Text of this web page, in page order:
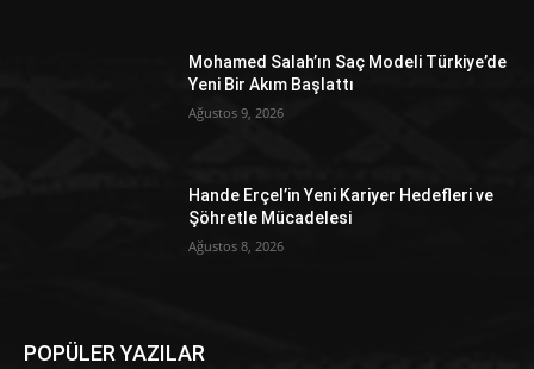
Mohamed Salah’ın Saç Modeli Türkiye’de
Yeni Bir Akım Başlattı
Ağustos 9, 2026
Hande Erçel’in Yeni Kariyer Hedefleri ve
Şöhretle Mücadelesi
Ağustos 8, 2026
POPÜLER YAZILAR